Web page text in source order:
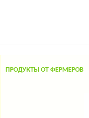
ПРОДУКТЫ ОТ ФЕРМЕРОВ